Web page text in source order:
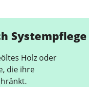
Systempflege
Holz oder
die ihre